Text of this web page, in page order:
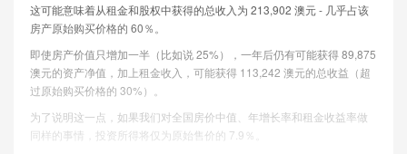
这可能意味着从租金和股权中获得的总收入为 213,902 澳元 - 几乎占该
房产原始购买价格的 60％。
即使房产价值只增加一半（比如说 25%），一年后仍有可能获得 89,875
澳元的资产净值，加上租金收入，可能获得 113,242 澳元的总收益（超
过原始购买价格的 30%）。
为了说明这一点，如果我们对全国房价中值、年增长率和租金收益率做
同样的事情，投资所得将仅为原始售价的 7.9％。